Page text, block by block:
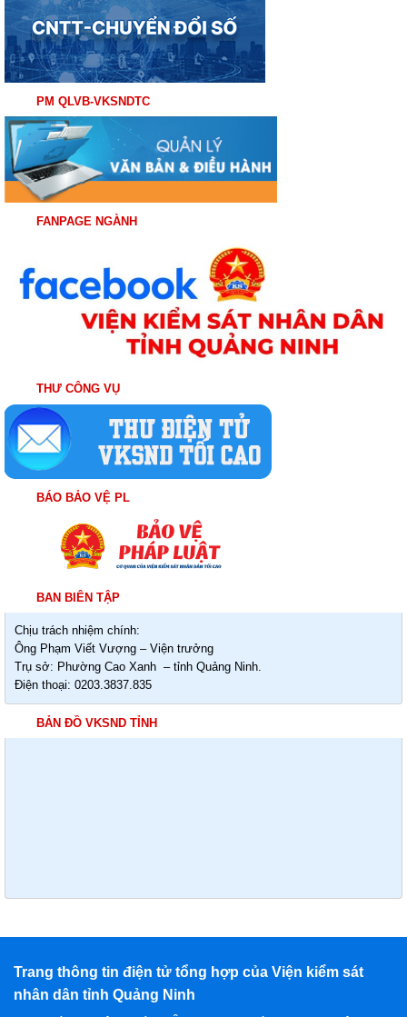
PM QLVB-VKSNDTC
FANPAGE NGÀNH
THƯ CÔNG VỤ
BÁO BẢO VỆ PL
BAN BIÊN TẬP
Chịu trách nhiệm chính:
Ông Phạm Viết Vượng – Viện trưởng
Trụ sở: Phường Cao Xanh – tỉnh Quảng Ninh.
Điện thoại: 0203.3837.835
BẢN ĐỒ VKSND TỈNH
Trang thông tin điện tử tổng hợp của Viện kiểm sát
nhân dân tỉnh Quảng Ninh